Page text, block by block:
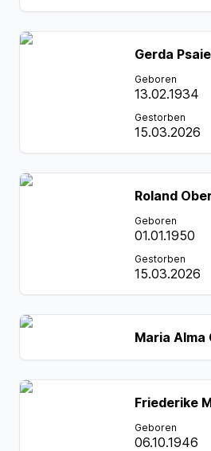
Gerda
Geboren
13.02.1934
Gestorben
15.03.2026
Roland
Geboren
01.01.1950
Gestorben
15.03.2026
Maria Alma
Friederike
Geboren
06.10.1946